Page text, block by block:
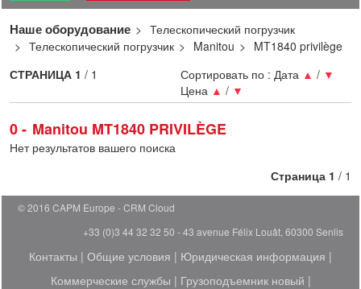
Наше оборудование
Телескопический погрузчик
Телескопический погрузчик
Manitou MT1840 privilège
0 Manitou MT1840 PRIVILÈGE
Сортировать по : Дата ▲ / ▼
Цена ▲ / ▼
СТРАНИЦА 1 / 1
Нет результатов вашего поиска
Страница 1 / 1
© 2016 CAPM Europe
CRM Cloud
+33 (0)3 44 32 32 50 - 43 avenue Félix Louât, 60300 Senlis
Контакты | Общие условия | Юридическая информация |
Коммерческие службы | Грузоподъемник новый |